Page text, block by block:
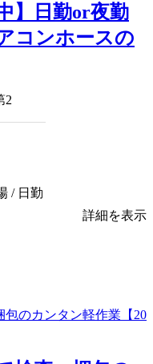
】日勤or夜勤
コンホースの
2
/ 日勤
詳細を表示